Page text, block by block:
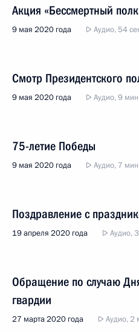
Акция «Бессмертный
9 мая 2020 года Аудио, 54
Смотр Президентского
9 мая 2020 года Аудио, 9
75-летие Победы
9 мая 2020 года Аудио, 7
Поздравление с
19 апреля 2020 года Аудио,
Обращение по случаю
гвардии
27 марта 2020 года Аудио, 2